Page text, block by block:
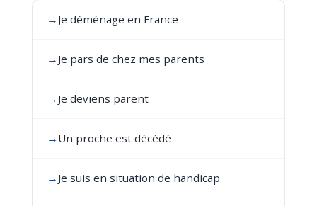
→ Je déménage en France
→ Je pars de chez mes parents
→ Je deviens parent
→ Un proche est décédé
→ Je suis en situation de handicap